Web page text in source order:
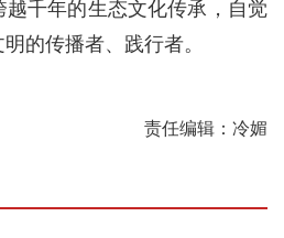
千年的生态文化传承，自觉
的传播者、践行者。
责任编辑：冷媚